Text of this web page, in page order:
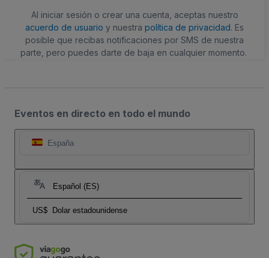
Al iniciar sesión o crear una cuenta, aceptas nuestro
acuerdo de usuario y nuestra política de privacidad. Es
posible que recibas notificaciones por SMS de nuestra
parte, pero puedes darte de baja en cualquier momento.
Eventos en directo en todo el mundo
España
Español (ES)
US$ Dolar estadounidense